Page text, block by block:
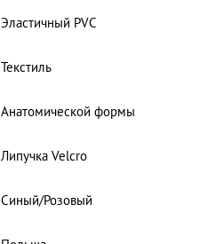
мокасины Befado Skate
Эластичный PVC
Текстиль
Анатомической формы
Липучка Velcro
Синый/Розовый